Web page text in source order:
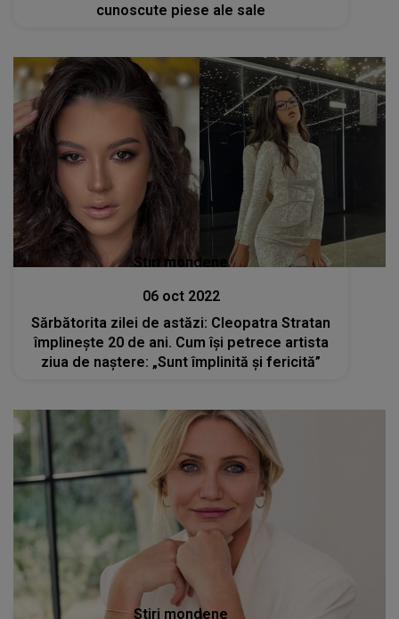
cunoscute piese ale sale
Stiri mondene
06 oct 2022
Sărbătorita zilei de astăzi: Cleopatra Stratan
împlinește 20 de ani. Cum își petrece artista
ziua de naștere: „Sunt împlinită și fericită”
Stiri mondene